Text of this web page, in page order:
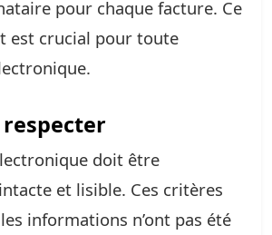
pour chaque facture. Ce
est crucial pour toute
doit être
et lisible. Ces critères
informations n’ont pas été